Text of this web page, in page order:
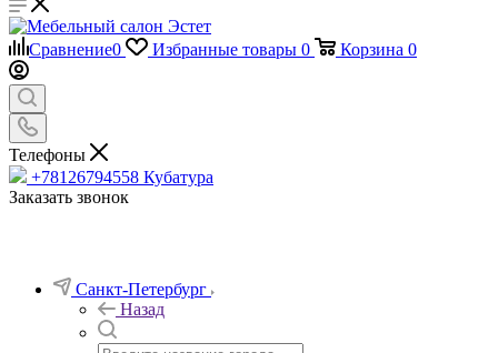
Сравнение0 Избранные товары 0 Корзина 0
Телефоны
+78126794558 Кубатура
Заказать звонок
Санкт-Петербург
Назад